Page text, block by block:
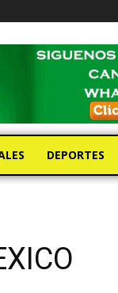
DEPORTES